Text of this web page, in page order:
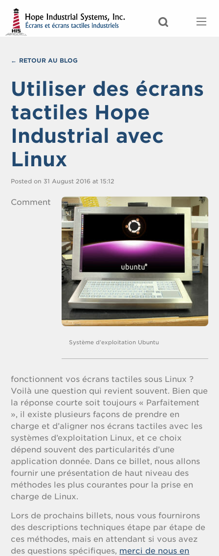
RETOUR AU BLOG
Utiliser des écrans
tactiles Hope
Industrial avec
Linux
Posted on 31 August 2016 at 15:12
Système d’exploitation Ubuntu
Comment
fonctionnent vos écrans tactiles sous Linux ?
Voilà une question qui revient souvent. Bien que
la réponse courte soit toujours « Parfaitement
», il existe plusieurs façons de prendre en
charge et d’aligner nos écrans tactiles avec les
systèmes d’exploitation Linux, et ce choix
dépend souvent des particularités d’une
application donnée. Dans ce billet, nous allons
fournir une présentation de haut niveau des
méthodes les plus courantes pour la prise en
charge de Linux.
Lors de prochains billets, nous vous fournirons
des descriptions techniques étape par étape de
ces méthodes, mais en attendant si vous avez
des questions spécifiques, merci de nous en